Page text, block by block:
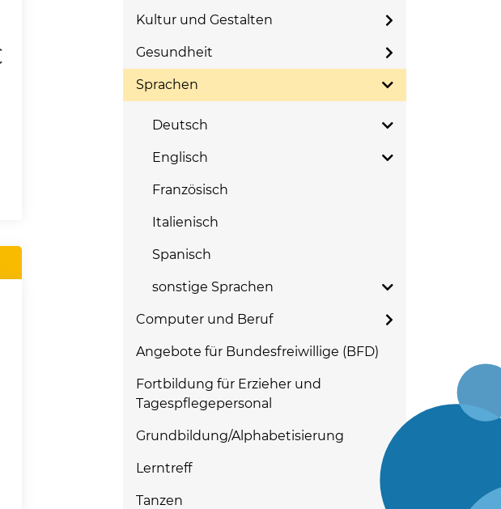
Kultur und Gestalten
Gesundheit
Sprachen
Deutsch
Englisch
Französisch
Italienisch
Spanisch
sonstige Sprachen
Computer und Beruf
Angebote für Bundesfreiwillige (BFD)
Fortbildung für Erzieher und
Tagespflegepersonal
Grundbildung/Alphabetisierung
Lerntreff
Tanzen